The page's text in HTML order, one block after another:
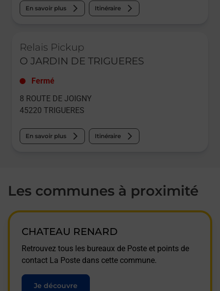
En savoir plus Itinéraire
Relais Pickup
O JARDIN DE TRIGUERES
Fermé
8 ROUTE DE JOIGNY
45220 TRIGUERES
En savoir plus Itinéraire
Les communes à proximité
CHATEAU RENARD
Retrouvez tous les bureaux de Poste et points de
contact La Poste dans cette commune.
Je découvre